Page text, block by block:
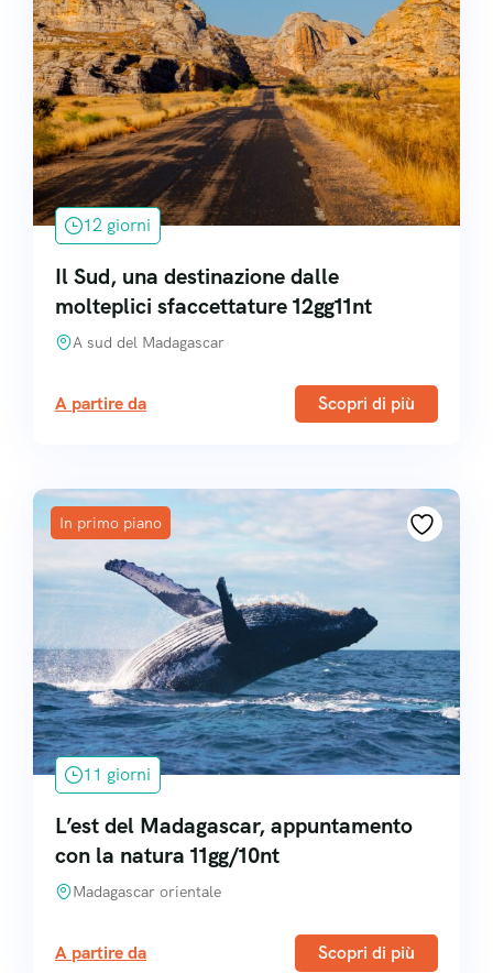
12 giorni
Il Sud, una destinazione dalle
molteplici sfaccettature 12gg11nt
A sud del Madagascar
A partire da Scopri di più
In primo piano
11 giorni
L’est del Madagascar, appuntamento
con la natura 11gg/10nt
Madagascar orientale
A partire da Scopri di più